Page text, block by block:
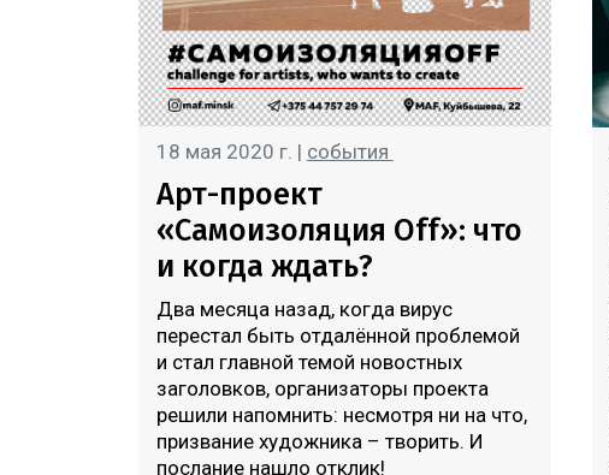
18 мая 2020 г. | события
Арт-проект
«Самоизоляция Off»: что
и когда ждать?
Два месяца назад, когда вирус
перестал быть отдалённой проблемой
и стал главной темой новостных
заголовков, организаторы проекта
решили напомнить: несмотря ни на что,
призвание художника – творить. И
послание нашло отклик!